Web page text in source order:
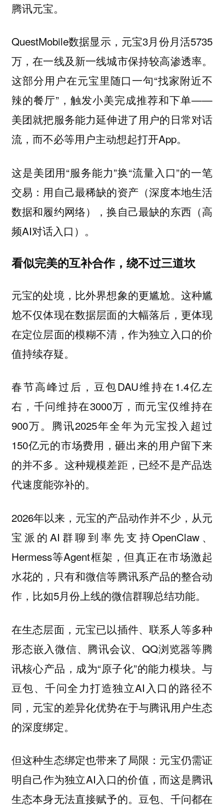
腾讯元宝。
QuestMobile数据显示，元宝3月份月活5735
万，在一线及新一线城市保持较高渗透率。
这部分用户在元宝里随口一句“找家附近不
辣的餐厅”，触发小美完成推荐和下单——
美团就把服务能力延伸进了用户的日常对话
流，而不必等用户主动想起打开App。
这是美团用“服务能力”换“流量入口”的一笔
交易：用自己最稀缺的资产（深度本地生活
数据和履约网络），换自己最缺的东西（高
频AI对话入口）。
看似完美的互补合作，绕不过三道坎
元宝的处境，比外界想象的更尴尬。这种尴
尬不仅体现在数据层面的大幅落后，更体现
在定位层面的模糊不清，作为独立入口的价
值持续存疑。
春节高峰过后，豆包DAU维持在1.4亿左
右，千问维持在3000万，而元宝仅维持在
900万。腾讯2025年全年为元宝投入超过
150亿元的市场费用，砸出来的用户留下来
的并不多。这种规模差距，已经不是产品迭
代速度能弥补的。
2026年以来，元宝的产品动作并不少，从元
宝派的AI群聊到率先支持OpenClaw、
Hermess等Agent框架，但真正在市场激起
水花的，只有和微信等腾讯系产品的整合动
作，比如5月份上线的微信群聊总结功能。
在生态层面，元宝已以插件、联系人等多种
形态嵌入微信、腾讯会议、QQ浏览器等腾
讯核心产品，成为“原子化”的能力模块。与
豆包、千问全力打造独立AI入口的路径不
同，元宝的差异化优势在于与腾讯用户生态
的深度绑定。
但这种生态绑定也带来了局限：元宝仍需证
明自己作为独立AI入口的价值，而这是腾讯
生态本身无法直接赋予的。豆包、千问都在